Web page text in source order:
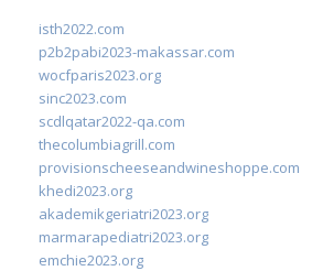
isth2022.com
p2b2pabi2023-makassar.com
wocfparis2023.org
sinc2023.com
scdlqatar2022-qa.com
thecolumbiagrill.com
provisionscheeseandwineshoppe.com
khedi2023.org
akademikgeriatri2023.org
marmarapediatri2023.org
emchie2023.org